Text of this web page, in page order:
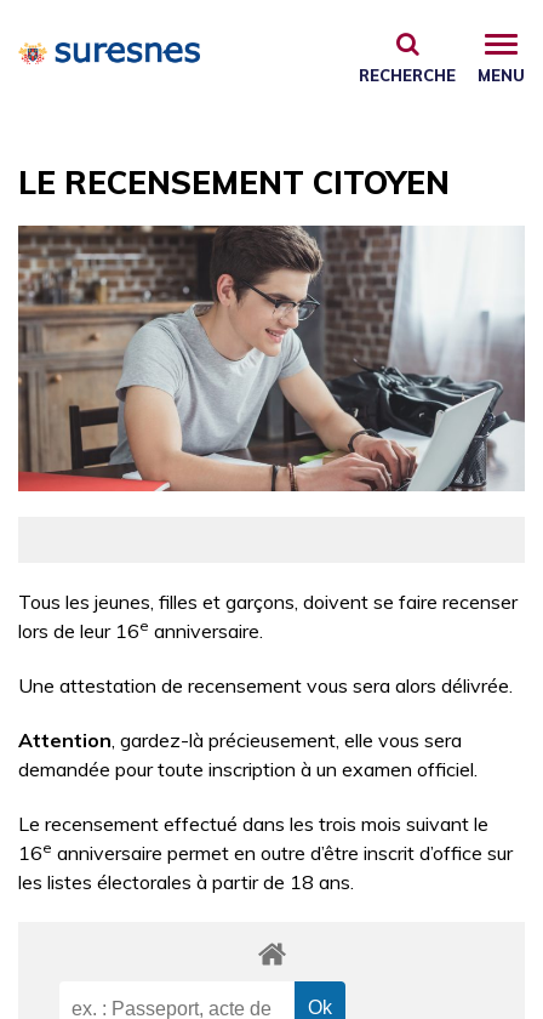
MENU
RECHERCHE
LE RECENSEMENT CITOYEN
Tous les jeunes, filles et garçons, doivent se faire recenser
lors de leur 16e anniversaire.
Une attestation de recensement vous sera alors délivrée.
Attention, gardez-là précieusement, elle vous sera
demandée pour toute inscription à un examen officiel.
Le recensement effectué dans les trois mois suivant le
16e anniversaire permet en outre d’être inscrit d’office sur
les listes électorales à partir de 18 ans.